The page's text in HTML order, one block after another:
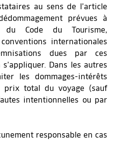
au sens de l’article
prévues à
du Code du Tourisme,
internationales
dues par ces
Dans les autres
les dommages-intérêts
total du voyage (sauf
intentionnelles ou par
responsable en cas